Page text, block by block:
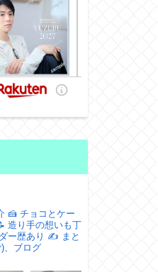
🍰 チョコとケー
造り手の想いも丁
ー歴あり ✍️ まと
、ブログ